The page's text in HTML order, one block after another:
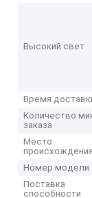
Высокий свет
Время
Количество
заказа
Место
происхождения
Номер модели
Поставка
способности